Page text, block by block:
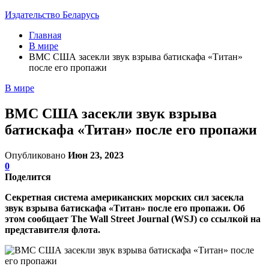
Издательство Беларусь
Главная
В мире
ВМС США засекли звук взрыва батискафа «Титан»
после его пропажи
В мире
ВМС США засекли звук взрыва
батискафа «Титан» после его пропажи
Опубликовано Июн 23, 2023
0
Поделится
Секретная система американских морских сил засекла
звук взрыва батискафа «Титан» после его пропажи. Об
этом сообщает The Wall Street Journal (WSJ) со ссылкой на
представителя флота.